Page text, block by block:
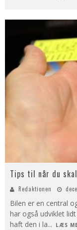
Tips til når du
Redaktionen
Bilen er en central
har også udviklet
haft den i la... LÆS